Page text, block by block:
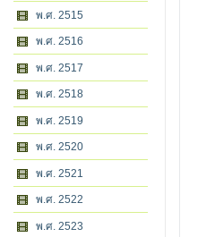
พ.ศ. 2515
พ.ศ. 2516
พ.ศ. 2517
พ.ศ. 2518
พ.ศ. 2519
พ.ศ. 2520
พ.ศ. 2521
พ.ศ. 2522
พ.ศ. 2523